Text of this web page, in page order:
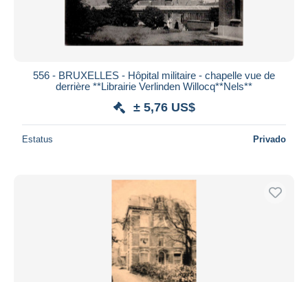
556 - BRUXELLES - Hôpital militaire - chapelle vue de
derrière **Librairie Verlinden Willocq**Nels**
± 5,76 US$
Estatus Privado